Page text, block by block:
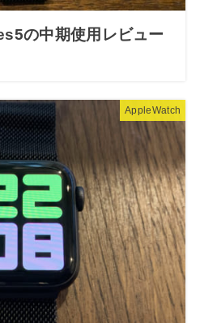
の中期使用レビュー
AppleWatch